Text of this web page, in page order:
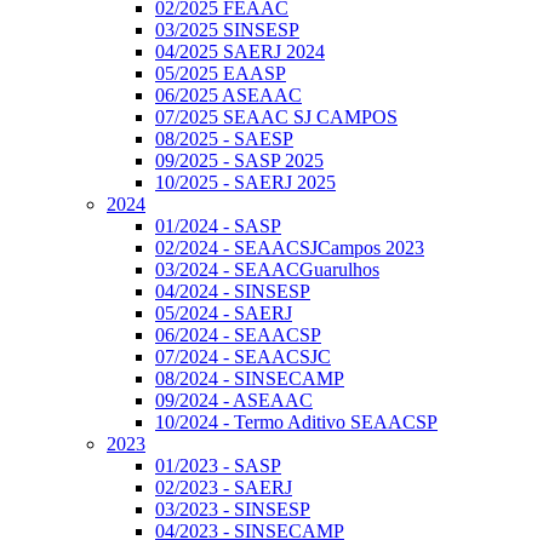
02/2025 FEAAC
03/2025 SINSESP
04/2025 SAERJ 2024
05/2025 EAASP
06/2025 ASEAAC
07/2025 SEAAC SJ CAMPOS
08/2025 - SAESP
09/2025 - SASP 2025
10/2025 - SAERJ 2025
2024
01/2024 - SASP
02/2024 - SEAACSJCampos 2023
03/2024 - SEAACGuarulhos
04/2024 - SINSESP
05/2024 - SAERJ
06/2024 - SEAACSP
07/2024 - SEAACSJC
08/2024 - SINSECAMP
09/2024 - ASEAAC
10/2024 - Termo Aditivo SEAACSP
2023
01/2023 - SASP
02/2023 - SAERJ
03/2023 - SINSESP
04/2023 - SINSECAMP